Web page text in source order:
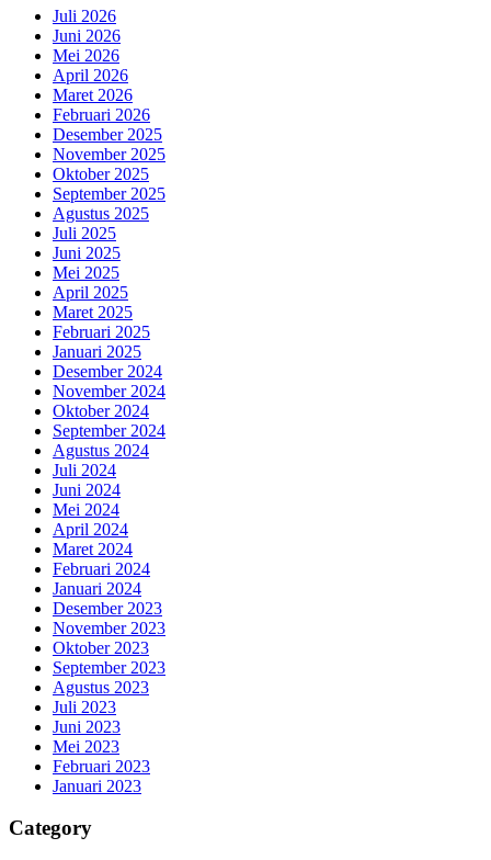
Juli 2026
Juni 2026
Mei 2026
April 2026
Maret 2026
Februari 2026
Desember 2025
November 2025
Oktober 2025
September 2025
Agustus 2025
Juli 2025
Juni 2025
Mei 2025
April 2025
Maret 2025
Februari 2025
Januari 2025
Desember 2024
November 2024
Oktober 2024
September 2024
Agustus 2024
Juli 2024
Juni 2024
Mei 2024
April 2024
Maret 2024
Februari 2024
Januari 2024
Desember 2023
November 2023
Oktober 2023
September 2023
Agustus 2023
Juli 2023
Juni 2023
Mei 2023
Februari 2023
Januari 2023
Category